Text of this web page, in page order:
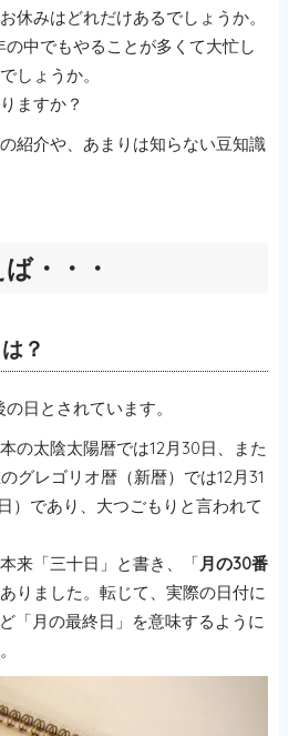
休みはどれだけあるでしょうか。
中でもやることが多くて大忙し
しょうか。
ますか？
紹介や、あまりは知らない豆知識
・・・
？
日とされています。
の太陰太陽暦では12月30日、また
グレゴリオ暦（新暦）では12月31
）であり、大つごもりと言われて
来「三十日」と書き、「月の30番
りました。転じて、実際の日付に
「月の最終日」を意味するように